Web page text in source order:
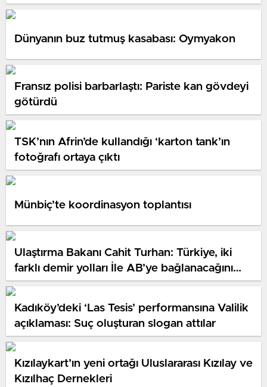
Dünyanın buz tutmuş kasabası: Oymyakon
Fransız polisi barbarlaştı: Pariste kan gövdeyi
götürdü
TSK’nın Afrin’de kullandığı ‘karton tank’ın
fotoğrafı ortaya çıktı
Münbiç’te koordinasyon toplantısı
Ulaştırma Bakanı Cahit Turhan: Türkiye, iki
farklı demir yolları İle AB’ye bağlanacağını
açıkladı
Kadıköy’deki ‘Las Tesis’ performansına Valilik
açıklaması: Suç oluşturan slogan attılar
Kızılaykart’ın yeni ortağı Uluslararası Kızılay ve
Kızılhaç Dernekleri